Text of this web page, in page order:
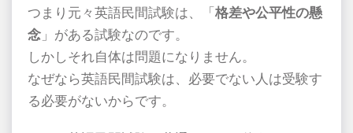
つまり元々英語民間試験は、「 格差や公平性の懸
念 」がある試験なのです。
しかしそれ自体は問題になりません。
なぜなら英語民間試験は、必要でない人は受験す
る必要がないからです。